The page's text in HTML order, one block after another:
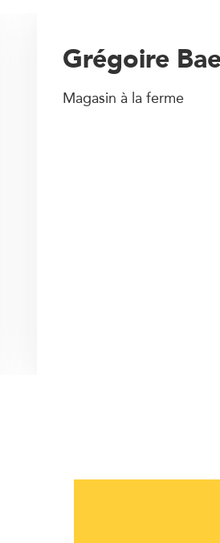
Grégoire
Magasin à la ferme